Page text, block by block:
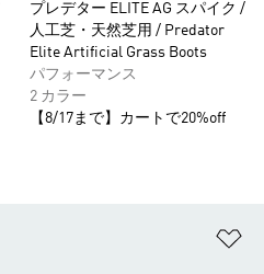
プレデター ELITE AG スパイク /
人工芝・天然芝用 / Predator
Elite Artificial Grass Boots
パフォーマンス
2 カラー
【8/17まで】カートで20%off